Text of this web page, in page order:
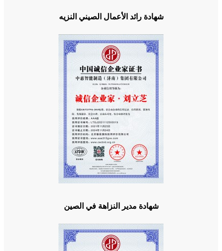
شهادة رائد الأعمال الصيني النزيه
شهادة مدير النزاهة في الصين